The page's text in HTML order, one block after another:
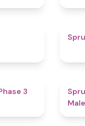
4.7
3